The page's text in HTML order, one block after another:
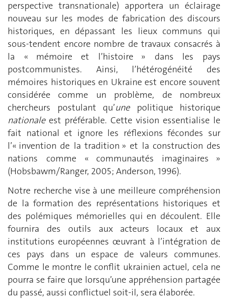
perspective transnationale) apportera un éclairage
nouveau sur les modes de fabrication des discours
historiques, en dépassant les lieux communs qui
sous-tendent encore nombre de travaux consacrés à
la « mémoire et l’histoire » dans les pays
postcommunistes. Ainsi, l’hétérogénéité des
mémoires historiques en Ukraine est encore souvent
considérée comme un problème, de nombreux
chercheurs postulant qu’une politique historique
nationaleest préférable. Cette vision essentialise le
fait national et ignore les réflexions fécondes sur
l’« invention de la tradition » et la construction des
nations comme « communautés imaginaires »
(Hobsbawm/Ranger, 2005 ; Anderson, 1996).
Notre recherche vise à une meilleure compréhension
de la formation des représentations historiques et
des polémiques mémorielles qui en découlent. Elle
fournira des outils aux acteurs locaux et aux
institutions européennes œuvrant à l’intégration de
ces pays dans un espace de valeurs communes.
Comme le montre le conflit ukrainien actuel, cela ne
pourra se faire que lorsqu’une appréhension partagée
du passé, aussi conflictuel soit-il, sera élaborée.